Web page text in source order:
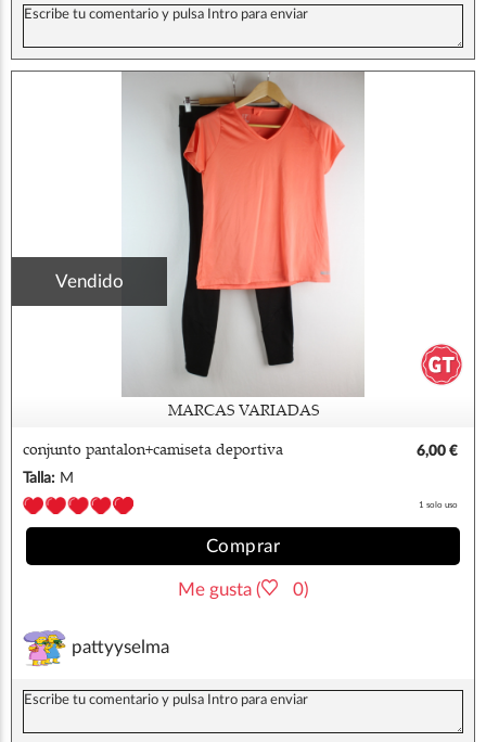
Vendido
MARCAS VARIADAS
conjunto pantalon+camiseta deportiva
decathlon m
6,00 €
Talla: M
1 solo uso
Comprar
Me gusta ( 0)
pattyyselma